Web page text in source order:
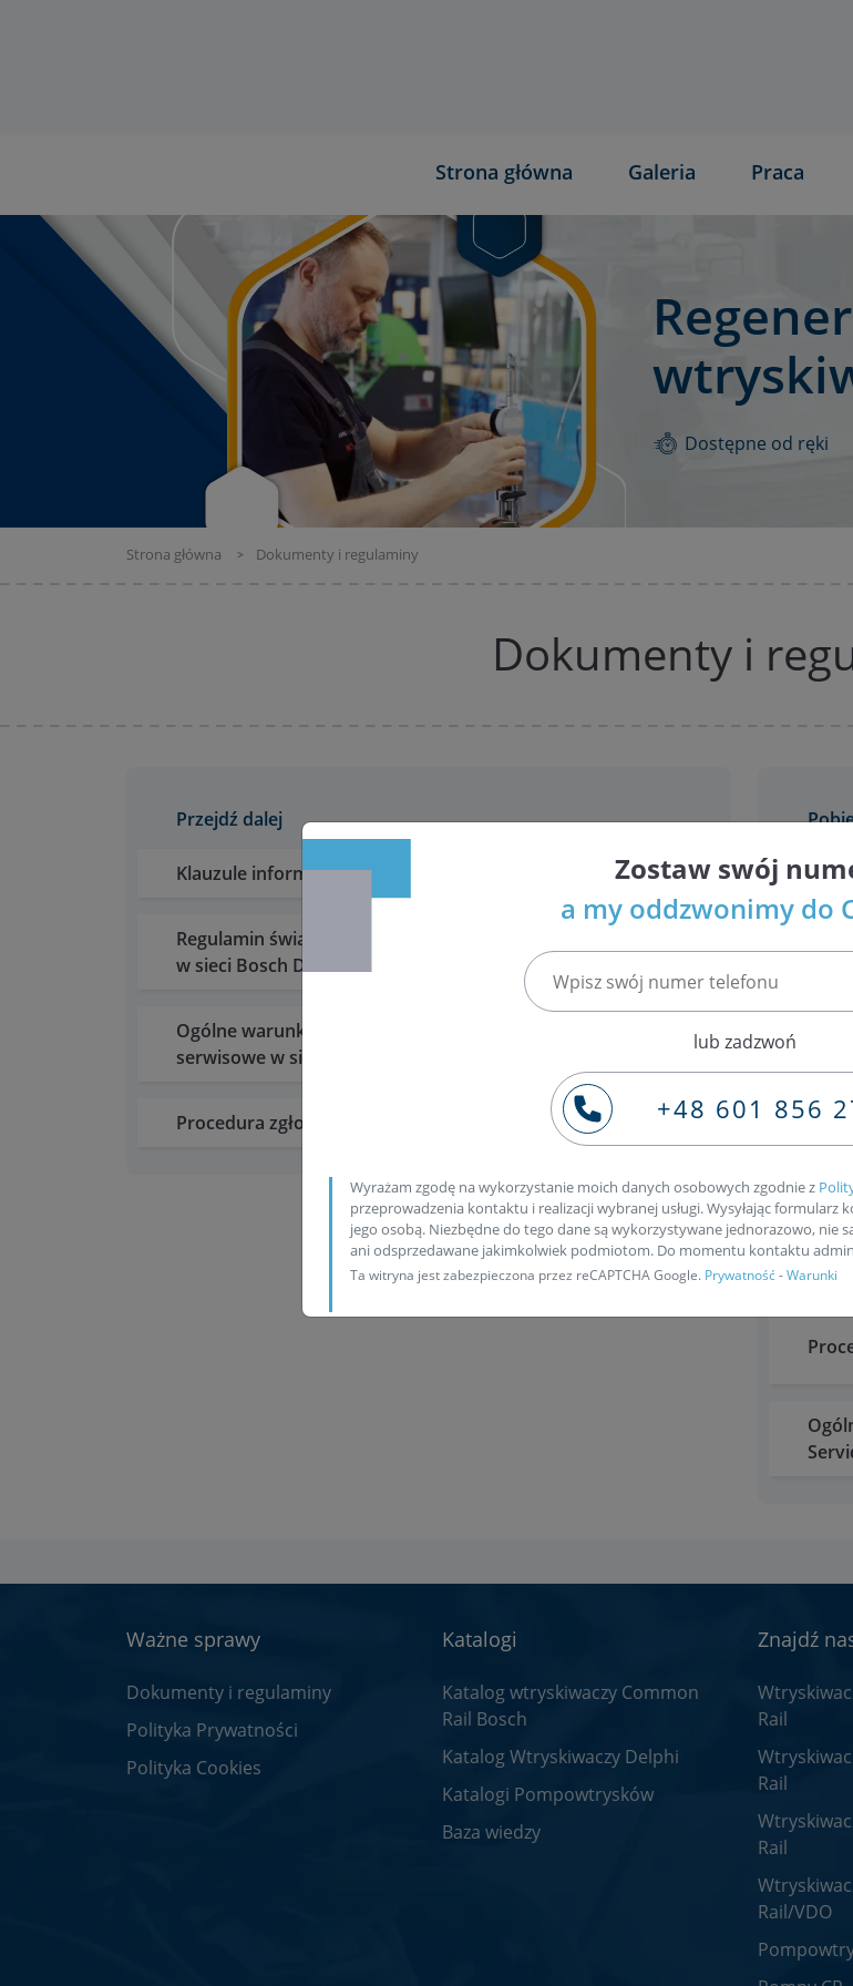
Strona główna Galeria Praca
Dostępne od ręki
Strona główna Dokumenty i regulaminy
Dokumenty i
Przejdź dalej
Klauzule informacyjne i klauzule zgód Zobacz
Regulamin świadczenia usług serwisowych
w sieci Bosch Diesel
Zobacz
Ogólne warunki gwarancji na usługi
serwisowe w sieci Bosch Diesel
Procedura zgłoszeń wewnętrznych Zobacz
na
Karta
Ważne sprawy
Dokumenty i regulaminy
Polityka Prywatności
Polityka Cookies
Katalogi
Katalog wtryskiwaczy Common
Rail Bosch
Katalog Wtryskiwaczy Delphi
Katalogi Pompowtrysków
Baza wiedzy
Znajdź
Rail
Rail
Rail
Rail/VDO
Zostaw swój
a my oddzwonimy do
lub zadzwoń
+48 601 856
Wyrażam zgodę na wykorzystanie moich danych osobowych zgodnie z
przeprowadzenia kontaktu i realizacji wybranej usługi. Wysyłając
jego osobą. Niezbędne do tego dane są wykorzystywane jednorazowo, nie
ani odsprzedawane jakimkolwiek podmiotom. Do momentu kontaktu
Ta witryna jest zabezpieczona przez reCAPTCHA Google. Prywatność-Warunki